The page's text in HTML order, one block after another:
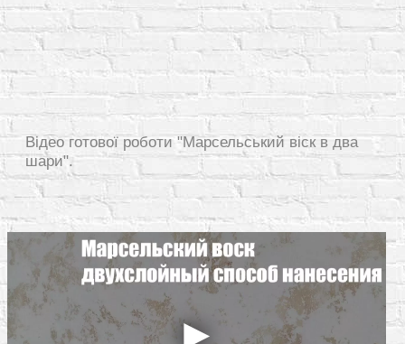
Відео готової роботи "Марсельський віск в два
шари".